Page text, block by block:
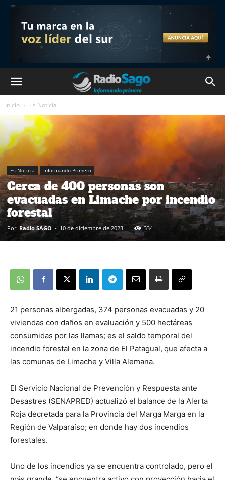
Inicio Es Noticia
Es Noticia Informando Primero
Cerca de 400 personas son
evacuadas en Limache por incendio
forestal
Por Radio SAGO - 10 de diciembre de 2023 334
21 personas albergadas, 374 personas evacuadas y 20
viviendas con daños en evaluación y 500 hectáreas
consumidas por las llamas; es el saldo temporal del
incendio forestal en la zona de El Patagual, que afecta a
las comunas de Limache y Villa Alemana.
El Servicio Nacional de Prevención y Respuesta ante
Desastres (SENAPRED) actualizó el balance de la Alerta
Roja decretada para la Provincia del Marga Marga en la
Región de Valparaíso; en donde hay dos incendios
forestales.
Uno de los incendios ya se encuentra controlado, pero el